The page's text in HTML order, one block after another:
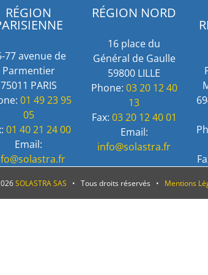
RÉGION
77 avenue de
Parmentier
75011 PARIS
01 49 23 95
05
01 40 21 24 00
Email:
RÉGION NORD
16 place du
Général de Gaulle
59800 LILLE
Phone: 03 20 12 40
13
Fax: 03 20 12 40 01
Email:
info@solastra.fr
SOLASTRA SAS • Tous droits réservés • Mentions